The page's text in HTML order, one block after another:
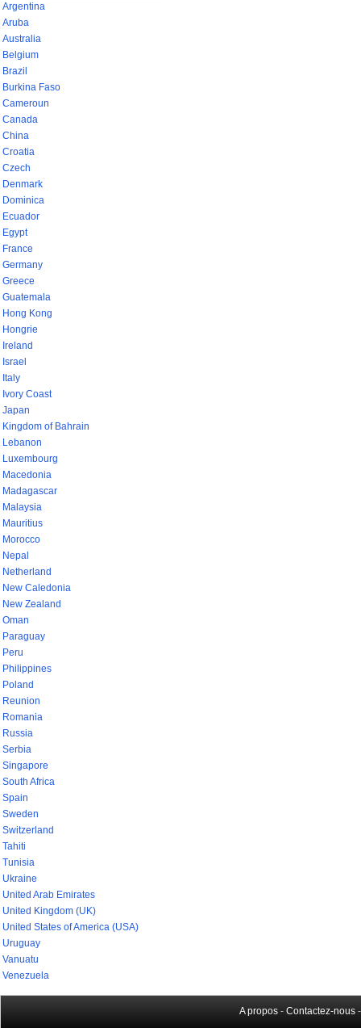
Argentina
Aruba
Australia
Belgium
Brazil
Burkina Faso
Cameroun
Canada
China
Croatia
Czech
Denmark
Dominica
Ecuador
Egypt
France
Germany
Greece
Guatemala
Hong Kong
Hongrie
Ireland
Israel
Italy
Ivory Coast
Japan
Kingdom of Bahrain
Lebanon
Luxembourg
Macedonia
Madagascar
Malaysia
Mauritius
Morocco
Nepal
Netherland
New Caledonia
New Zealand
Oman
Paraguay
Peru
Philippines
Poland
Reunion
Romania
Russia
Serbia
Singapore
South Africa
Spain
Sweden
Switzerland
Tahiti
Tunisia
Ukraine
United Arab Emirates
United Kingdom (UK)
United States of America (USA)
Uruguay
Vanuatu
Venezuela
A propos - Contactez-nous